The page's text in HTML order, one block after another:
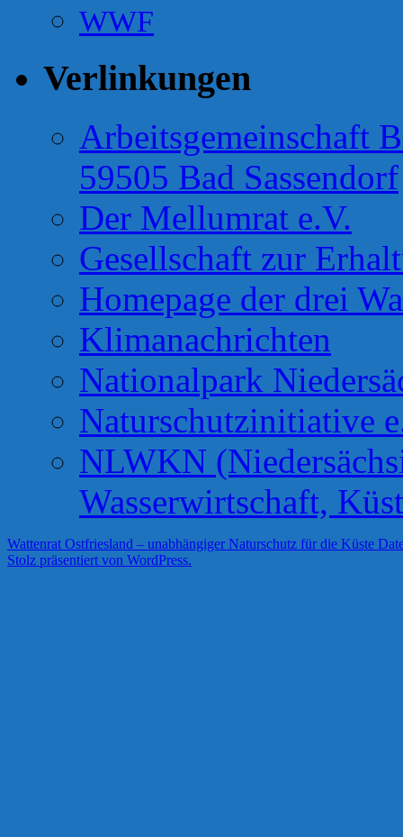
WWF
Verlinkungen
Arbeitsgemeinschaft
59505 Bad Sassendorf
Der Mellumrat e.V.
Gesellschaft zur
Homepage der drei
Klimanachrichten
Nationalpark
Naturschutzinitiative
NLWKN
Wasserwirtschaft,
Wattenrat Ostfriesland – unabhängiger Naturschutz für die Küste
Stolz präsentiert von WordPress.